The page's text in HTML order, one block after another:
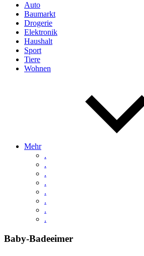
Auto
Baumarkt
Drogerie
Elektronik
Haushalt
Sport
Tiere
Wohnen
Mehr
.
.
.
.
.
.
.
.
Baby-Badeeimer